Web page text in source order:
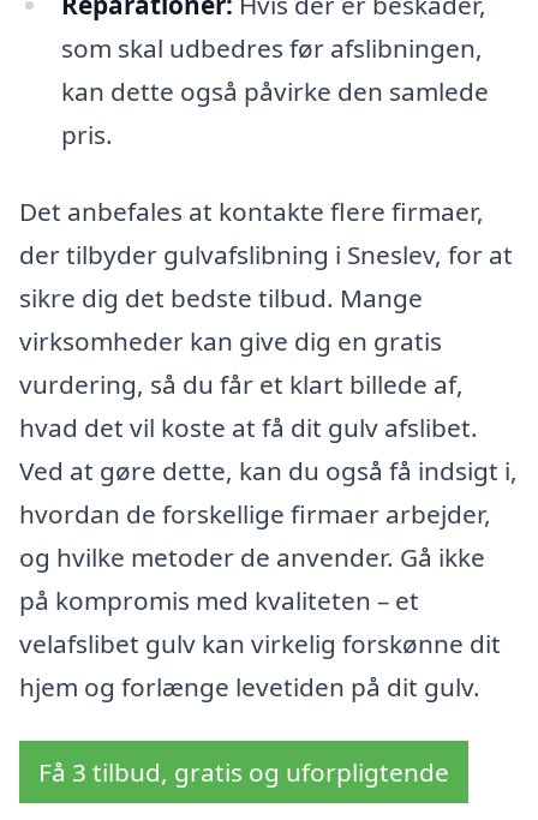
som skal udbedres før afslibningen,
kan dette også påvirke den samlede
pris.
Det anbefales at kontakte flere firmaer,
der tilbyder gulvafslibning i Sneslev, for at
sikre dig det bedste tilbud. Mange
virksomheder kan give dig en gratis
vurdering, så du får et klart billede af,
hvad det vil koste at få dit gulv afslibet.
Ved at gøre dette, kan du også få indsigt i,
hvordan de forskellige firmaer arbejder,
og hvilke metoder de anvender. Gå ikke
på kompromis med kvaliteten – et
velafslibet gulv kan virkelig forskønne dit
hjem og forlænge levetiden på dit gulv.
Få 3 tilbud, gratis og uforpligtende